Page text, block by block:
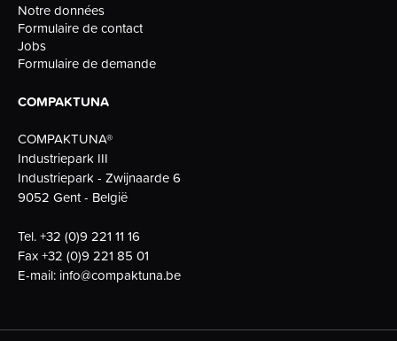
Notre données
Formulaire de contact
Jobs
Formulaire de demande
COMPAKTUNA
COMPAKTUNA®
Industriepark III
Industriepark - Zwijnaarde 6
9052 Gent - België
Tel.+32 (0)9 221 11 16
Fax+32 (0)9 221 85 01
E-mail: info@compaktuna.be